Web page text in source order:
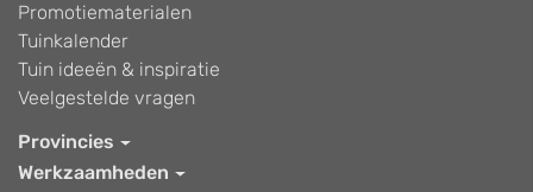
Promotiematerialen
Tuinkalender
Tuin ideeën & inspiratie
Veelgestelde vragen
Provincies
Werkzaamheden